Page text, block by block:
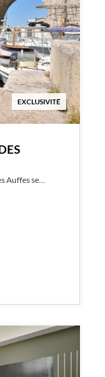
EXCLUSIVITÉ
Auffes se…